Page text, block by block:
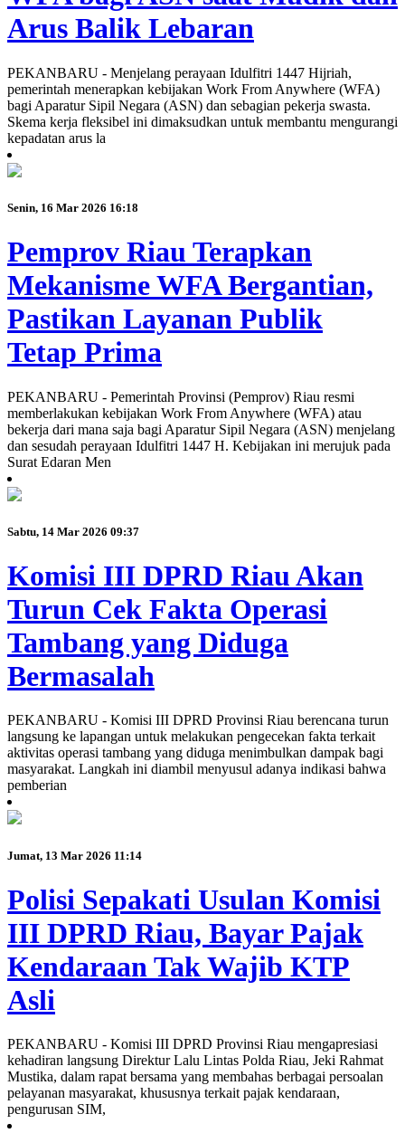
Arus Balik Lebaran
PEKANBARU - Menjelang perayaan Idulfitri 1447 Hijriah,
pemerintah menerapkan kebijakan Work From Anywhere (WFA)
bagi Aparatur Sipil Negara (ASN) dan sebagian pekerja swasta.
Skema kerja fleksibel ini dimaksudkan untuk membantu mengurangi
kepadatan arus la
Senin, 16 Mar 2026 16:18
Pemprov Riau Terapkan
Mekanisme WFA Bergantian,
Pastikan Layanan Publik
Tetap Prima
PEKANBARU - Pemerintah Provinsi (Pemprov) Riau resmi
memberlakukan kebijakan Work From Anywhere (WFA) atau
bekerja dari mana saja bagi Aparatur Sipil Negara (ASN) menjelang
dan sesudah perayaan Idulfitri 1447 H. Kebijakan ini merujuk pada
Surat Edaran Men
Sabtu, 14 Mar 2026 09:37
Komisi III DPRD Riau Akan
Turun Cek Fakta Operasi
Tambang yang Diduga
Bermasalah
PEKANBARU - Komisi III DPRD Provinsi Riau berencana turun
langsung ke lapangan untuk melakukan pengecekan fakta terkait
aktivitas operasi tambang yang diduga menimbulkan dampak bagi
masyarakat. Langkah ini diambil menyusul adanya indikasi bahwa
pemberian
Jumat, 13 Mar 2026 11:14
Polisi Sepakati Usulan Komisi
III DPRD Riau, Bayar Pajak
Kendaraan Tak Wajib KTP
Asli
PEKANBARU - Komisi III DPRD Provinsi Riau mengapresiasi
kehadiran langsung Direktur Lalu Lintas Polda Riau, Jeki Rahmat
Mustika, dalam rapat bersama yang membahas berbagai persoalan
pelayanan masyarakat, khususnya terkait pajak kendaraan,
pengurusan SIM,